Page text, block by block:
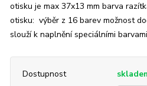
otisku je max 37x13 mm barva
otisku: výběr z 16 barev možnost
slouží k naplnění speciálními
Dostupnost